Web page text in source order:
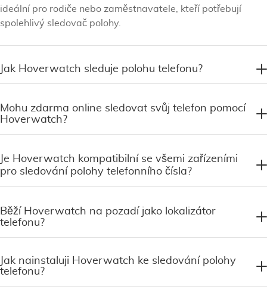
ideální pro rodiče nebo zaměstnavatele, kteří potřebují
spolehlivý sledovač polohy.
Jak Hoverwatch sleduje polohu telefonu?
Mohu zdarma online sledovat svůj telefon pomocí
Hoverwatch?
Je Hoverwatch kompatibilní se všemi zařízeními
pro sledování polohy telefonního čísla?
Běží Hoverwatch na pozadí jako lokalizátor
telefonu?
Jak nainstaluji Hoverwatch ke sledování polohy
telefonu?